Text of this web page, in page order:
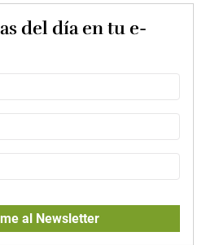
del día en tu e-
al Newsletter